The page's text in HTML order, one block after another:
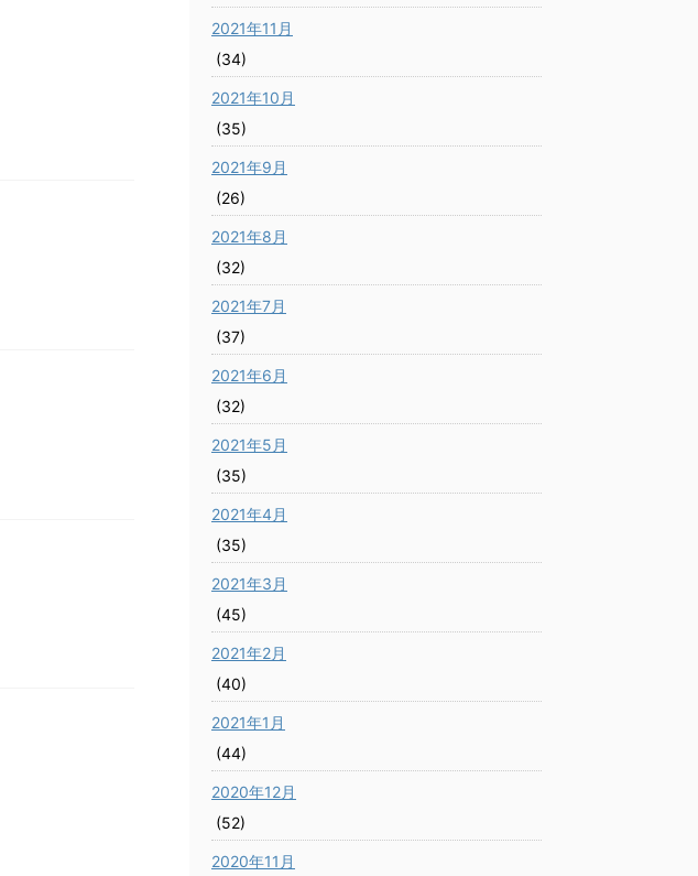
2021年11月
(34)
2021年10月
(35)
2021年9月
(26)
2021年8月
(32)
2021年7月
(37)
2021年6月
(32)
2021年5月
(35)
2021年4月
(35)
2021年3月
(45)
2021年2月
(40)
2021年1月
(44)
2020年12月
(52)
2020年11月